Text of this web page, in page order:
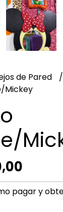
de Pared
Mickey
pagar y